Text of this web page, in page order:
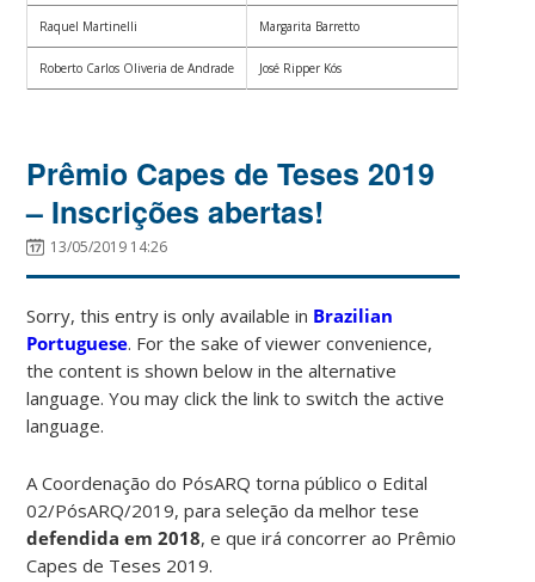
Raquel Martinelli Margarita Barretto
Roberto Carlos Oliveria de Andrade José Ripper Kós
Prêmio Capes de Teses 2019
– Inscrições abertas!
13/05/2019 14:26
Sorry, this entry is only available in Brazilian
Portuguese. For the sake of viewer convenience,
the content is shown below in the alternative
language. You may click the link to switch the active
language.
A Coordenação do PósARQ torna público o Edital
02/PósARQ/2019, para seleção da melhor tese
defendida em 2018, e que irá concorrer ao Prêmio
Capes de Teses 2019.